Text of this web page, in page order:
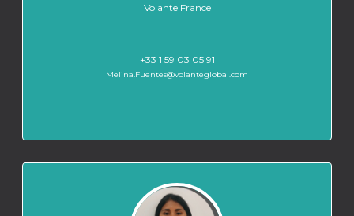
Volante France
+33 1 59 03 05 91
Melina.Fuentes@volanteglobal.com